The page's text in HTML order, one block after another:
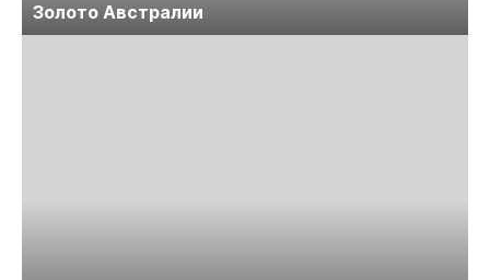
Золото Австралии